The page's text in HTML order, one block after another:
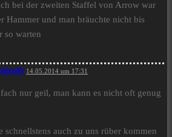
bei der zweiten Staffel von Arrow war
Hammer und man bräuchte nicht bis
so warten
14.05.2014 um 17:31
nur geil, man kann es nicht oft genug
schnellstens auch zu uns rüber kommen